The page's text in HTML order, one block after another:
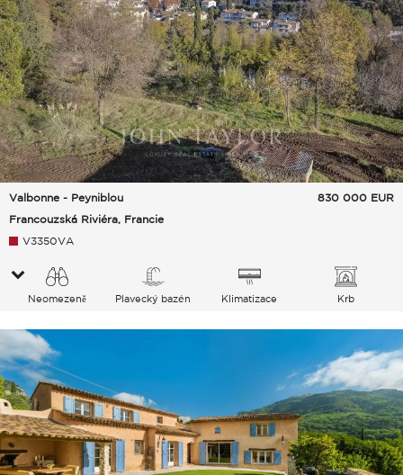
Valbonne - Peyniblou
Francouzská Riviéra, Francie
830 000 EUR
V3350VA
Neomezeně Plavecký bazén Klimatizace Krb